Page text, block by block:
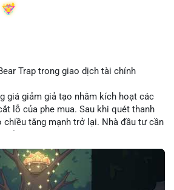
Trap trong giao dịch tài chính
giá giảm giả tạo nhằm kích hoạt các
lỗ của phe mua. Sau khi quét thanh
chiều tăng mạnh trở lại. Nhà đầu tư cần